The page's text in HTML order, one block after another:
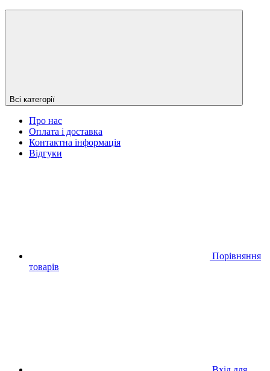
Всі категорії
Про нас
Оплата і доставка
Контактна інформація
Відгуки
Порівняння
товарів